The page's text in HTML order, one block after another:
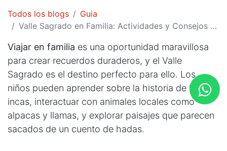
Todos los blogs
Guia
Valle Sagrado en Familia: Actividades y Consejos para Disfrutar del Valle con Niños
Viajar en familia es una oportunidad maravillosa
para crear recuerdos duraderos, y el Valle
Sagrado es el destino perfecto para ello. Los
niños pueden aprender sobre la historia de los
incas, interactuar con animales locales como
alpacas y llamas, y explorar paisajes que parecen
sacados de un cuento de hadas.